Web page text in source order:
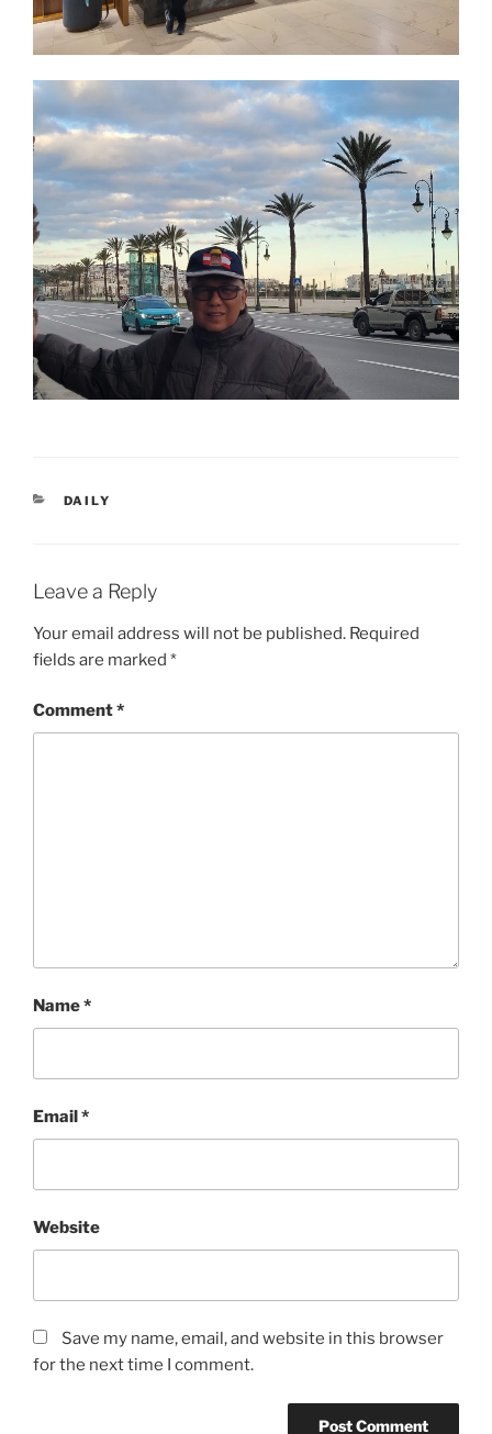
CATEGORIES
DAILY
Leave a Reply
Your email address will not be published. Required
fields are marked *
Comment*
Name*
Email *
Website
Save my name, email, and website in this browser
for the next time I comment.